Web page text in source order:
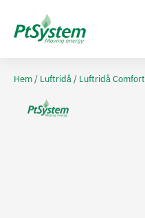
Hem/ Luftridå/ Luftridå Comfort